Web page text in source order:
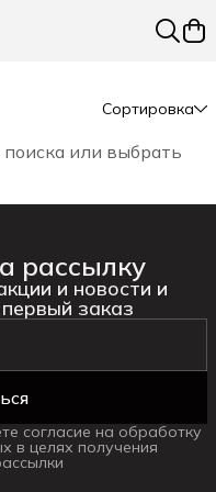
Сортировка
или выбрать
рассылку
и новости и
заказ
согласие на обработку
в целях получения